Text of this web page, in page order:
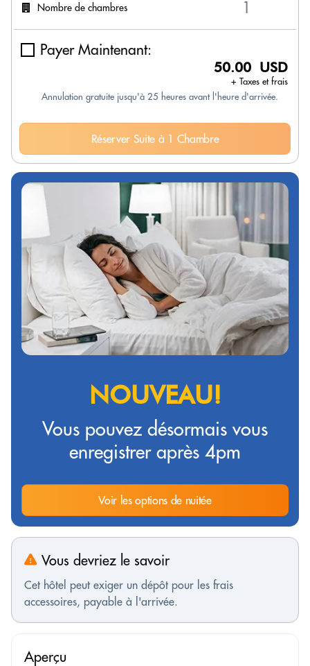
Nombre de chambres
Payer Maintenant:
50.00 USD
+ Taxes et frais
Annulation gratuite jusqu'à 25 heures avant l'heure d'arrivée.
Réserver Suite à 1 Chambre
NOUVEAU!
Vous pouvez désormais vous
enregistrer après 4pm
Voir les options de nuitée
Vous devriez le savoir
Cet hôtel peut exiger un dépôt pour les frais
accessoires, payable à l'arrivée.
Aperçu